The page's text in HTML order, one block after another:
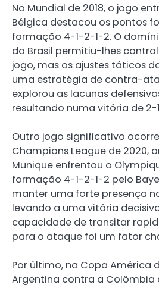
No Mundial de 2018, o jogo
Bélgica destacou os pontos
formação 4-1-2-1-2. O
do Brasil permitiu-lhes
jogo, mas os ajustes táticos
uma estratégia de contra-
explorou as lacunas
resultando numa vitória de 2-
Outro jogo significativo
Champions League de 2020,
Munique enfrentou o
formação 4-1-2-1-2 pelo
manter uma forte presença
levando a uma vitória
capacidade de transitar
para o ataque foi um fator
Por último, na Copa América
Argentina contra a Colômbia